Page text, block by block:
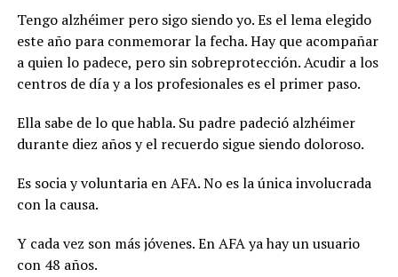
Tengo alzhéimer pero sigo siendo yo. Es el lema elegido
este año para conmemorar la fecha. Hay que acompañar
a quien lo padece, pero sin sobreprotección. Acudir a los
centros de día y a los profesionales es el primer paso.
Ella sabe de lo que habla. Su padre padeció alzhéimer
durante diez años y el recuerdo sigue siendo doloroso.
Es socia y voluntaria en AFA. No es la única involucrada
con la causa.
Y cada vez son más jóvenes. En AFA ya hay un usuario
con 48 años.